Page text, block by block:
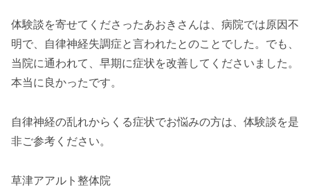
体験談を寄せてくださったあおきさんは、病院では原因不
明で、自律神経失調症と言われたとのことでした。でも、
当院に通われて、早期に症状を改善してくださいました。
本当に良かったです。
自律神経の乱れからくる症状でお悩みの方は、体験談を是
非ご参考ください。
草津アアルト整体院